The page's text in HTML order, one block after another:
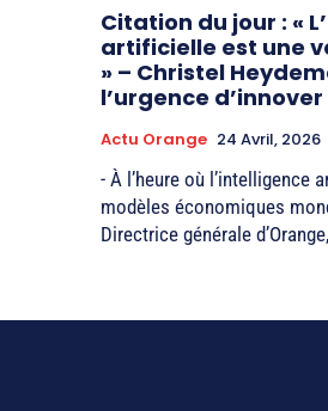
Citation du jour : «
artificielle est une
» – Christel
l’urgence
Actu Orange 24 Avril, 2026
- À l’heure où l’intelligence
modèles économiques
Directrice générale